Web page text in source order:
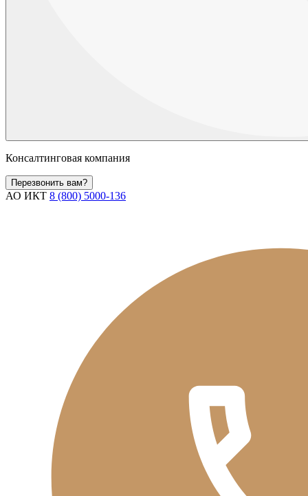
Консалтинговая компания
Перезвонить вам?
АО ИКТ 8 (800) 5000-136